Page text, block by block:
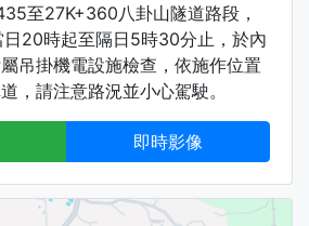
至27K+360八卦山隧道路段，
日20時起至隔日5時30分止，於內
吊掛機電設施檢查，依施作位置
，請注意路況並小心駕駛。
即時影像